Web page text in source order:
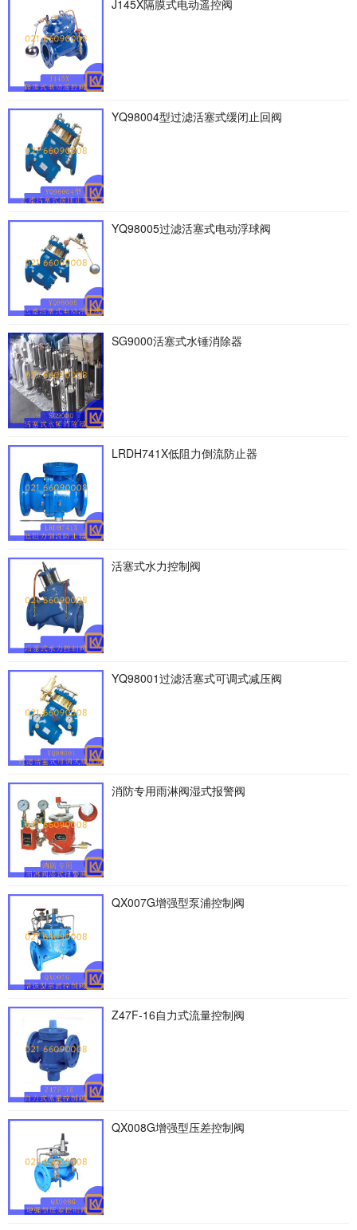
J145X隔膜式电动遥控阀
YQ98004型过滤活塞式缓闭止回阀
YQ98005过滤活塞式电动浮球阀
SG9000活塞式水锤消除器
LRDH741X低阻力倒流防止器
活塞式水力控制阀
YQ98001过滤活塞式可调式减压阀
消防专用雨淋阀湿式报警阀
QX007G增强型泵浦控制阀
Z47F-16自力式流量控制阀
QX008G增强型压差控制阀